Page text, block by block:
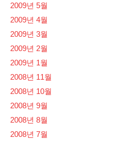
2009년 5월
2009년 4월
2009년 3월
2009년 2월
2009년 1월
2008년 11월
2008년 10월
2008년 9월
2008년 8월
2008년 7월